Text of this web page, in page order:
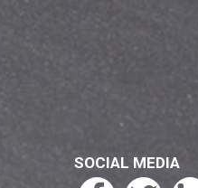
SOCIAL MEDIA